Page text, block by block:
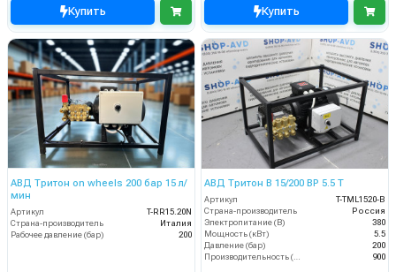
Купить Купить
АВД Тритон on wheels 200 бар 15 л/
мин
Артикул
T-RR15.20N
Страна-производитель
Италия
Рабочее давление (бар)
200
АВД Тритон B 15/200 BP 5.5 T
Артикул
T-TML1520-В
Страна-производитель
Россия
Электропитание (В)
380
Мощность (кВт)
5.5
Давление (бар)
200
Производительность (л/ч)
900